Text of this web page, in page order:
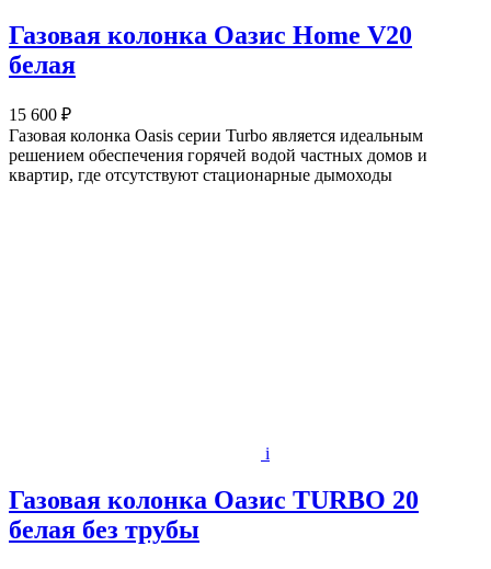
Газовая колонка Оазис Home V20
белая
15 600 ₽
Газовая колонка Oasis серии Turbo является идеальным
решением обеспечения горячей водой частных домов и
квартир, где отсутствуют стационарные дымоходы
i
Газовая колонка Оазис TURBO 20
белая без трубы